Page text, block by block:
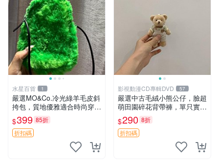
水星百貨 1
嚴選MO&Co.冷光綠羊毛皮斜
挎包，質地優雅適合時尚穿搭
冷光綠 皮包 斜挎包
$399 85折
折扣碼
影視動漫CD專輯DVD 57
嚴選中古毛絨小熊公仔，臉超
萌田園碎花背帶褲，單只實拍
展示 中古、毛絨玩具、玩偶
$290 8折
折扣碼